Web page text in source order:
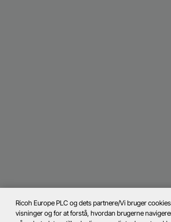
Ricoh Europe PLC og dets partnere/Vi bruger
visninger og for at forstå, hvordan brugerne